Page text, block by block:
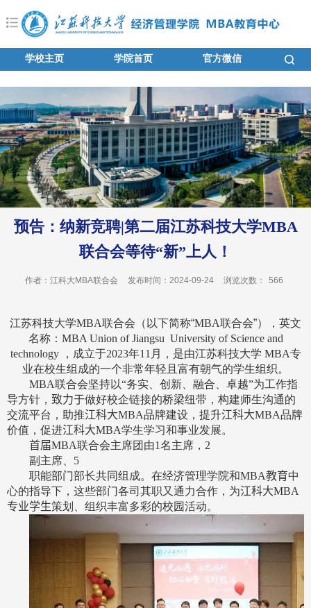
学校主页 学院首页 官方微信
预告：纳新竞聘|第二届江苏科技大学MBA
联合会等待“新”上人！
作者：江科大MBA联合会 发布时间：2024-09-24 浏览次数： 566
江苏科技大学MBA联合会（以下简称“MBA联合会”），英文
名称： MBA Union ofJiangsu University of Science and
technology
，成立于2023年11 月，是由江苏科技大学 MBA专
业在校生组成的一个非常年轻且富有朝气的学生组织。
MBA联合会坚持以“务实、创新、融合、卓越”为工作指
导方针， 致力于做好校企链接的桥梁纽带，构建师生沟通的
交流平台，助推江科大MBA品牌建设，提升江科大MBA品牌
价值，促进江科大MBA学生学习和事业发展。
首届MBA联合会主席团由1名主席， 2
副主席、 5
职能部门部长共同组成。在经济管理学院和MBA教育中
心的指导下，这些部门各司其职又通力合作，为江科大MBA
专业学生策划、组织丰富多彩的校园活动。